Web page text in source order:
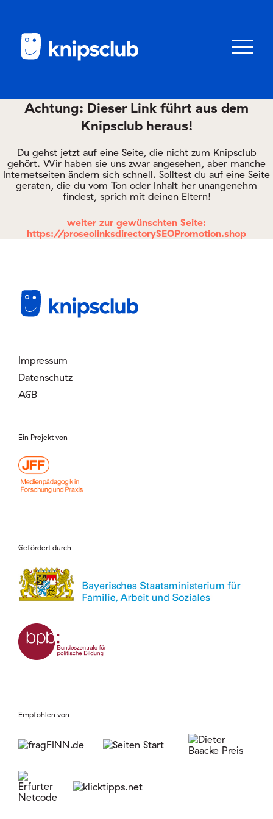
Menü
knipstipps
Eltern
Mitglied werden
Login
Achtung: Dieser Link führt aus dem
Knipsclub heraus!
Du gehst jetzt auf eine Seite, die nicht zum Knipsclub
gehört. Wir haben sie uns zwar angesehen, aber manche
Internetseiten ändern sich schnell. Solltest du auf eine Seite
geraten, die du vom Ton oder Inhalt her unangenehm
findest, sprich mit deinen Eltern!
weiter zur gewünschten Seite:
https://proseolinksdirectorySEOPromotion.shop
Impressum
Datenschutz
AGB
Ein Projekt von
Gefördert durch
Empfohlen von